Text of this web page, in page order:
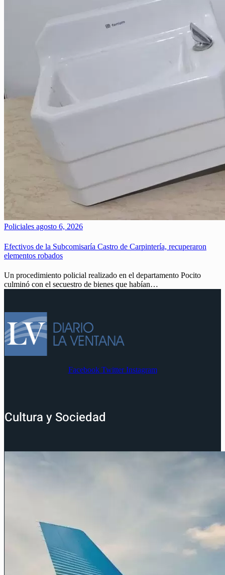
Policiales agosto 6, 2026
Efectivos de la Subcomisaría Castro de Carpintería, recuperaron
elementos robados
Un procedimiento policial realizado en el departamento Pocito
culminó con el secuestro de bienes que habían…
Facebook Twitter Instagram
Cultura y Sociedad